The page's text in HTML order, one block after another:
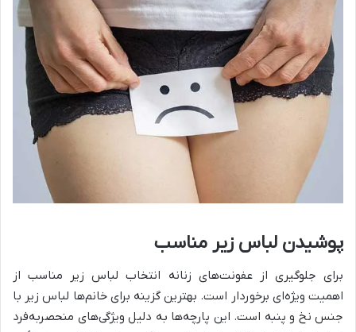
پوشیدن لباس زیر مناسب
برای جلوگیری از عفونت‌های زنانه انتخاب لباس زیر مناسب از
اهمیت ویژه‌ای برخوردار است. بهترین گزینه برای خانم‌ها لباس زیر با
جنس نخ و پنبه است. این پارچه‌ها به دلیل ویژگی‌های منحصربه‌فرد